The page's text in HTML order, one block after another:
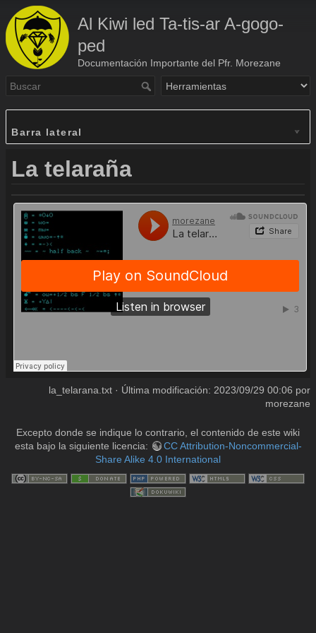
Al Kiwi led Ta-tis-ar A-gogo-
ped
Documentación Importante del Pfr. Morezane
Barra lateral
La telaraña
la_telarana.txt · Última modificación: 2023/09/29 00:06 por
morezane
Excepto donde se indique lo contrario, el contenido de este wiki
esta bajo la siguiente licencia:
CC Attribution-Noncommercial-
Share Alike 4.0 International